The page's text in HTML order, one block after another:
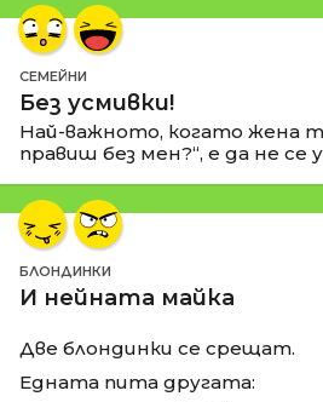
СЕМЕЙНИ
Без усмивки!
Най-важното, когато жена
правиш без мен?“, е да не се
БЛОНДИНКИ
И нейната майка
Две блондинки се срещат.
Едната пита другата: